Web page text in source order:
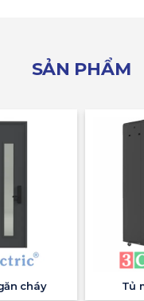
SẢN PHẨM
cháy Tủ